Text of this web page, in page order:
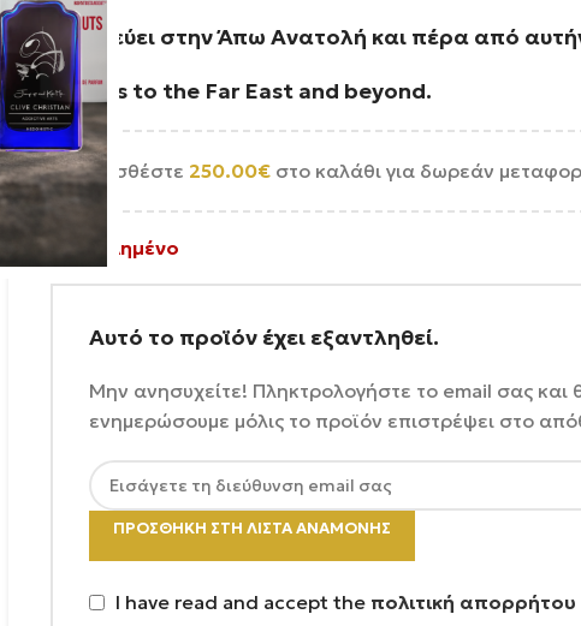
Ταξιδεύει στην Άπω Ανατολή και πέρα από
Travels to the Far East and beyond.
Προσθέστε 250.00€στο καλάθι για δωρεάν
Εξαντλημένο
Αυτό το προϊόν έχει εξαντληθεί.
Μην ανησυχείτε! Πληκτρολογήστε το email σας και
ενημερώσουμε μόλις το προϊόν επιστρέψει στο
ΠΡΟΣΘΉΚΗ ΣΤΗ ΛΊΣΤΑ ΑΝΑΜΟΝΉΣ
I have read and accept the πολιτική απορρήτου